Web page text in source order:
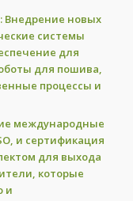
Внедрение новых
системы
для
для пошива,
процессы и
международные
и сертификация
для выхода
которые
и